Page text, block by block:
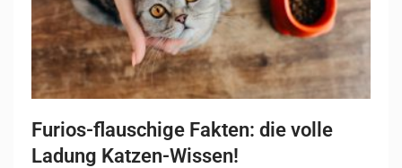
Furios-flauschige Fakten: die volle
Ladung Katzen-Wissen!